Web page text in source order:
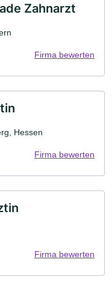
Zahnarzt
Firma bewerten
Hessen
Firma bewerten
Firma bewerten